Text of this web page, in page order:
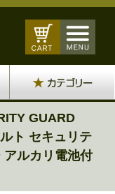
GUARD
ト セキュリテ
アルカリ電池付